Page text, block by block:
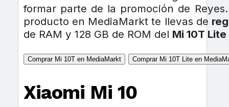
formar parte de la promoción de
producto en MediaMarkt te llevas de
de RAM y 128 GB de ROM del Mi 10T Lite
Comprar Mi 10T en MediaMarkt Comprar Mi 10T Lite en
Xiaomi Mi 10